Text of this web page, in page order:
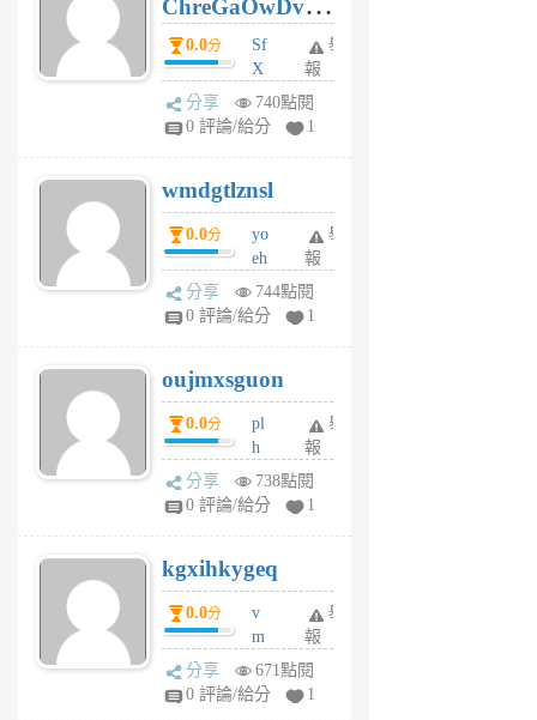
前
ChreGaOwDv
dY0.0分
Sf
X
Pe
Jc
R
P
m
v
A
V
個
月
前
舉
報
分享
740點閱
0 評論/給分
1
wmdgtlznsl
0.0分
yo
eh
ld
gy
個
月
前
舉
報
分享
744點閱
0 評論/給分
1
oujmxsguon
0.0分
pl
h
wi
w
6
個
月
前
舉
報
分享
738點閱
0 評論/給分
1
kgxihkygeq
0.0分
v
m
sg
sr
舉
報
分享
671點閱
0 評論/給分
1